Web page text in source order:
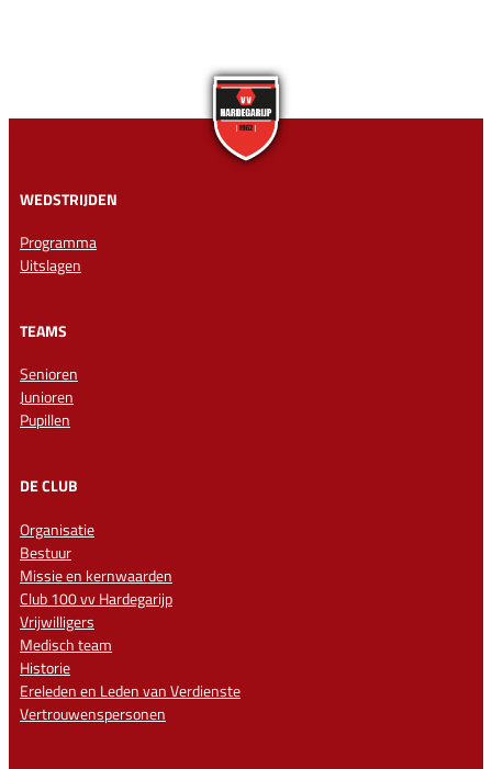
WEDSTRIJDEN
Programma
Uitslagen
TEAMS
Senioren
Junioren
Pupillen
DE CLUB
Organisatie
Bestuur
Missie en kernwaarden
Club 100 vv Hardegarijp
Vrijwilligers
Medisch team
Historie
Ereleden en Leden van Verdienste
Vertrouwenspersonen